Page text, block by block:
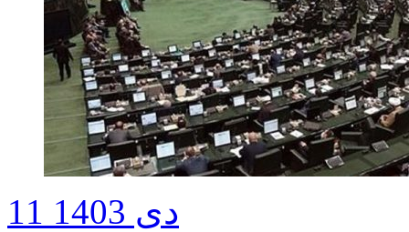
11 دی 1403